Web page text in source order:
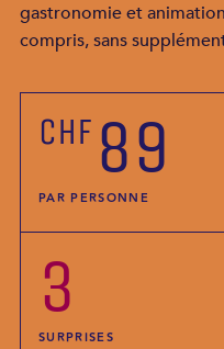
gastronomie et
compris, sans
CHF 89
PAR PERSONNE
3
SURPRISES